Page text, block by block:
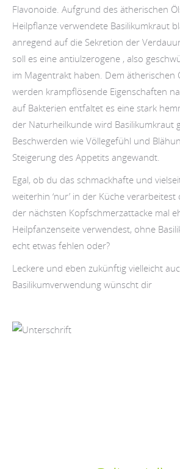
Flavonoide. Aufgrund des ätherischen
Heilpflanze verwendete Basilikumkraut
anregend auf die Sekretion der
soll es eine antiulzerogene , also
im Magentrakt haben. Dem ätherischen
werden krampflösende Eigenschaften
auf Bakterien entfaltet es eine stark
der Naturheilkunde wird Basilikumkraut
Beschwerden wie Völlegefühl und
Steigerung des Appetits angewandt.
Egal, ob du das schmackhafte und
weiterhin ‘nur’ in der Küche verarbeitest
der nächsten Kopfschmerzattacke mal
Heilpfanzenseite verwendest, ohne
echt etwas fehlen oder?
Leckere und eben zukünftig vielleicht
Basilikumverwendung wünscht dir